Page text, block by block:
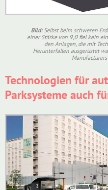
Bild:Selbst beim schweren
einer Stärke von 9,0 fiel kein
den Anlagen, die mit
Herunterfallen ausgerüstet
Technologien für
Parksysteme auch